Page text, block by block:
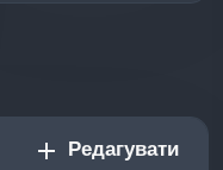
add Редагувати